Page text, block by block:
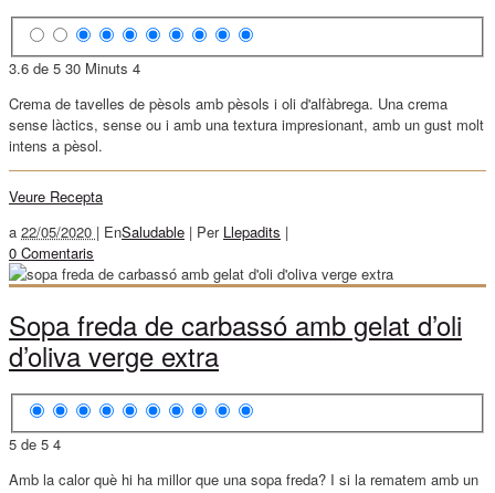
3.6 de 5 30 Minuts 4
Crema de tavelles de pèsols amb pèsols i oli d'alfàbrega. Una crema
sense làctics, sense ou i amb una textura impresionant, amb un gust molt
intens a pèsol.
Veure Recepta
a 22/05/2020 | EnSaludable | Per Llepadits |
0 Comentaris
Sopa freda de carbassó amb gelat d’oli
d’oliva verge extra
5 de 5 4
Amb la calor què hi ha millor que una sopa freda? I si la rematem amb un